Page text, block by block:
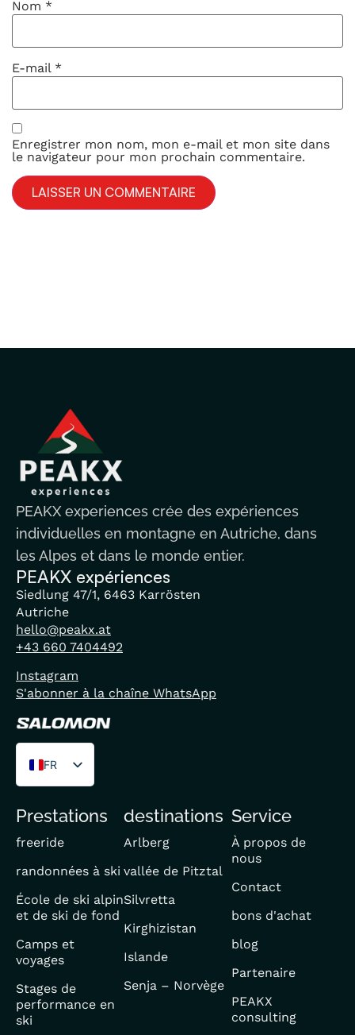
Nom *
E-mail *
Enregistrer mon nom, mon e-mail et mon site dans
le navigateur pour mon prochain commentaire.
PEAKX experiences crée des expériences
individuelles en montagne en Autriche, dans
les Alpes et dans le monde entier.
PEAKX expériences
Siedlung 47/1, 6463 Karrösten
Autriche
hello@peakx.at
+43 660 7404492
Instagram
S'abonner à la chaîne WhatsApp
FR
DE
EN
Prestations
freeride
randonnées à ski
École de ski alpin
et de ski de fond
Camps et
voyages
Stages de
performance en
ski
destinations
Arlberg
vallée de Pitztal
Silvretta
Kirghizistan
Islande
Senja – Norvège
Service
À propos de
nous
Contact
bons d'achat
blog
Partenaire
PEAKX
consulting